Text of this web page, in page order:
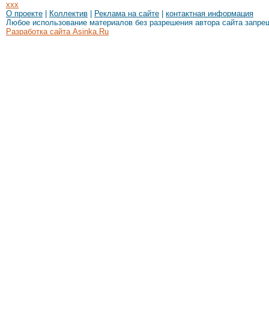
xxx
О проекте
Коллектив Реклама на сайте
контактная информация
Любое использование материалов без разрешения автора сайта
Разработка сайта Asinka.Ru